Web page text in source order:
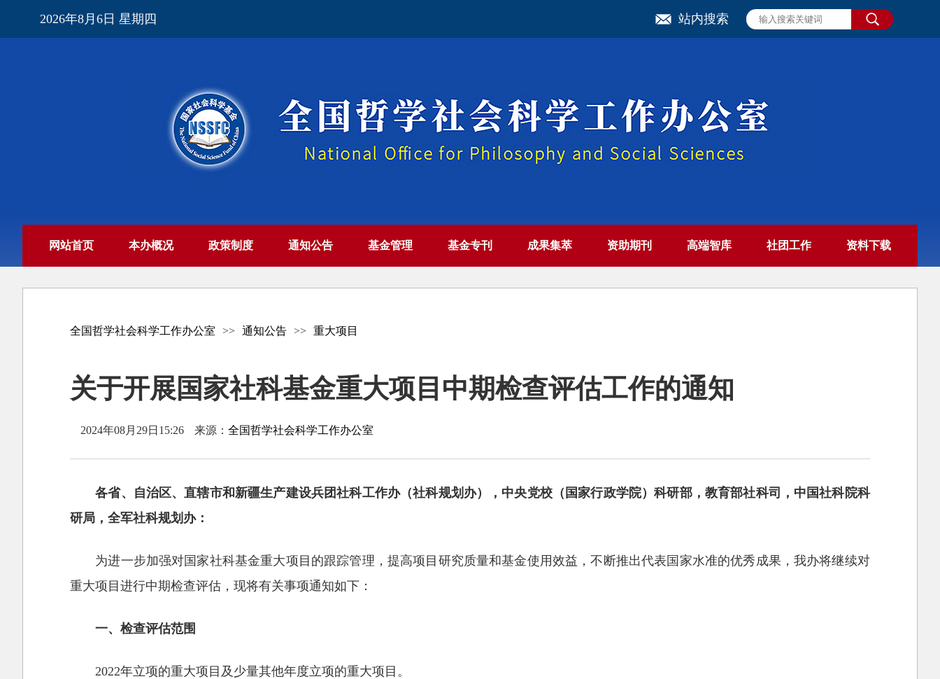
2026年8月6日 星期四 站内搜索
网站首页 本办概况 政策制度 通知公告 基金管理 基金专刊 成果集萃 资助期刊 高端智库 社团工作 资料下载
全国哲学社会科学工作办公室 >> 通知公告 >> 重大项目
关于开展国家社科基金重大项目中期检查评估工作的通知
2024年08月29日15:26 来源：全国哲学社会科学工作办公室
各省、自治区、直辖市和新疆生产建设兵团社科工作办（社科规划办），中央党校（国家行政学院）科研部，教育部社科司，中国社科院科
研局，全军社科规划办：
为进一步加强对国家社科基金重大项目的跟踪管理，提高项目研究质量和基金使用效益，不断推出代表国家水准的优秀成果，我办将继续对
重大项目进行中期检查评估，现将有关事项通知如下：
一、检查评估范围
2022年立项的重大项目及少量其他年度立项的重大项目。